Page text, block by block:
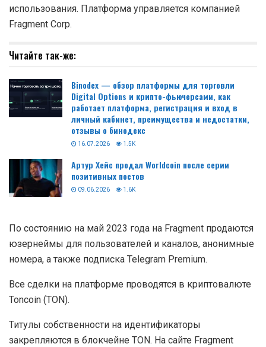
использования. Платформа управляется компанией
Fragment Corp.
Читайте так-же:
Binodex — обзор платформы для торговли
Digital Options и крипто-фьючерсами, как
работает платформа, регистрация и вход в
личный кабинет, преимущества и недостатки,
отзывы о бинодекс
16.07.2026 1.5K
Артур Хейс продал Worldcoin после серии
позитивных постов
09.06.2026 1.6K
По состоянию на май 2023 года на Fragment продаются
юзернеймы для пользователей и каналов, анонимные
номера, а также подписка Telegram Premium.
Все сделки на платформе проводятся в криптовалюте
Toncoin (TON).
Титулы собственности на идентификаторы
закрепляются в блокчейне TON. На сайте Fragment